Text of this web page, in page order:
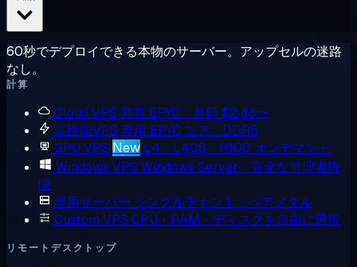
60秒でデプロイできる本物のサーバー。アップセルの迷路
なし。
計算
Cloud VPS 共有 EPYC、月額 $2.48〜
高性能VPS 専用 EPYC コア、DDR5
GPU VPS New L4、L40S、H100 オンデマンド
Windows VPS Windows Server、完全な管理者権
限
専用サーバー シングルテナント・ベアメタル
Custom VPS CPU・RAM・ディスクを自由に選択
リモートデスクトップ